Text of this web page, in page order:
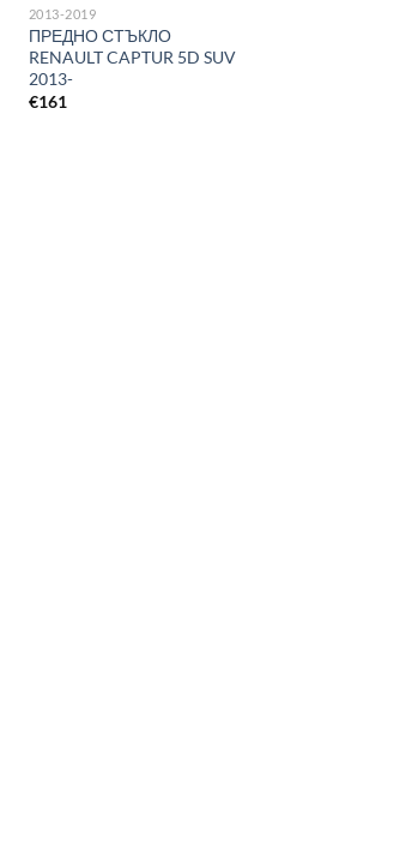
2013-2019
ПРЕДНО СТЪКЛО
RENAULT CAPTUR 5D SUV
2013-
€161